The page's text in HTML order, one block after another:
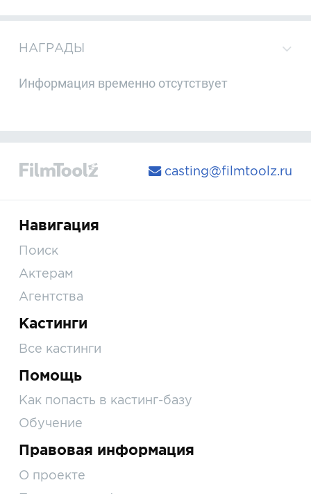
НАГРАДЫ
Информация временно отсутствует
casting@filmtoolz.ru
Навигация
Поиск
Актерам
Агентства
Кастинги
Все кастинги
Помощь
Как попасть в кастинг-базу
Обучение
Правовая информация
О проекте